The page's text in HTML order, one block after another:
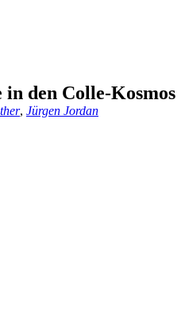
den Colle-Kosmos
, Jürgen Jordan